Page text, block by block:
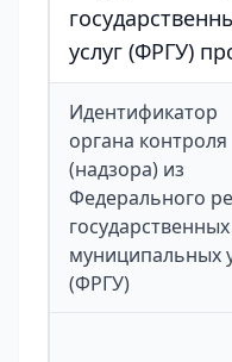
услуг (ФРГУ)
Идентификатор
органа контроля
(надзора) из
Федерального
муниципальных
(ФРГУ)